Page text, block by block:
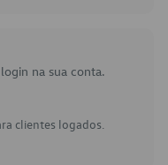
na sua conta.
clientes logados.